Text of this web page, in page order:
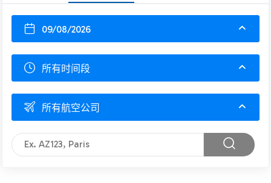
09/08/2026
所有时间段
所有航空公司